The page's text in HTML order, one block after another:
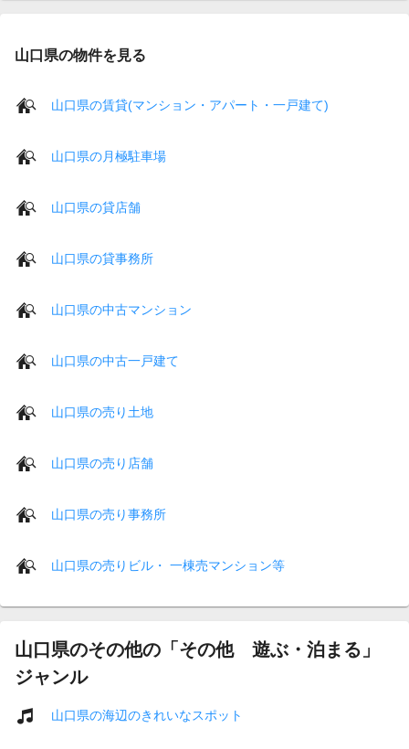
山口県の物件を見る
山口県の賃貸(マンション・アパート・一戸建て)
山口県の月極駐車場
山口県の貸店舗
山口県の貸事務所
山口県の中古マンション
山口県の中古一戸建て
山口県の売り土地
山口県の売り店舗
山口県の売り事務所
山口県の売りビル・ 一棟売マンション等
山口県のその他の「その他 遊ぶ・泊まる」
ジャンル
山口県の海辺のきれいなスポット